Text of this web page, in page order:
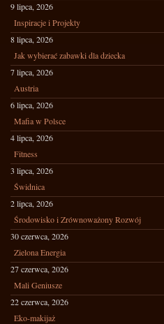
9 lipca, 2026
Inspiracje i Projekty
8 lipca, 2026
Jak wybierać zabawki dla dziecka
7 lipca, 2026
Austria
6 lipca, 2026
Mafia w Polsce
4 lipca, 2026
Fitness
3 lipca, 2026
Świdnica
2 lipca, 2026
Środowisko i Zrównoważony Rozwój
30 czerwca, 2026
Zielona Energia
27 czerwca, 2026
Mali Geniusze
22 czerwca, 2026
Eko-makijaż